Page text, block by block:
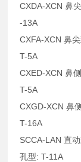
CXDA-XCN 鼻
-13A
CXFA-XCN 鼻
T-5A
CXED-XCN 鼻
T-5A
CXGD-XCN 鼻
T-16A
SCCA-LAN 直
孔型: T-11A